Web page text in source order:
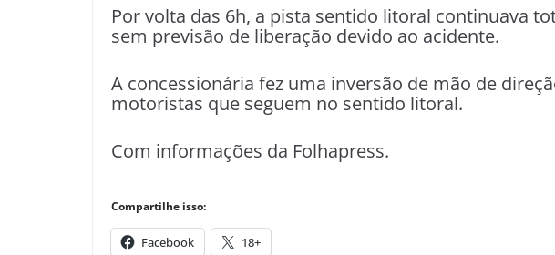
Por volta das 6h, a pista sentido litoral continuava
sem previsão de liberação devido ao acidente.
A concessionária fez uma inversão de mão de
motoristas que seguem no sentido litoral.
Com informações da Folhapress.
Compartilhe isso:
Facebook 18+